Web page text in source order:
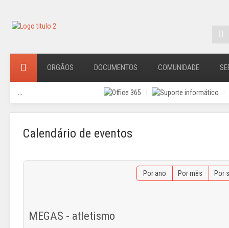
ORGÃOS DOCUMENTOS COMUNIDADE
Calendário de eventos
Por ano Por mês Por
MEGAS - atletismo